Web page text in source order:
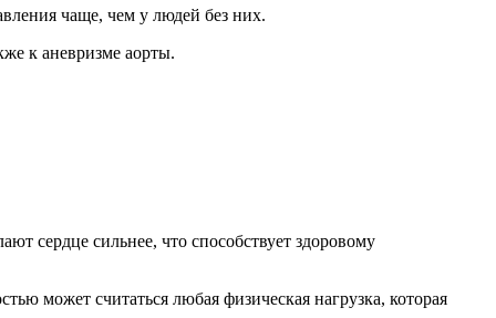
чаще, чем у людей без них.
к аневризме аорты.
сердце сильнее, что способствует здоровому
может считаться любая физическая нагрузка, которая